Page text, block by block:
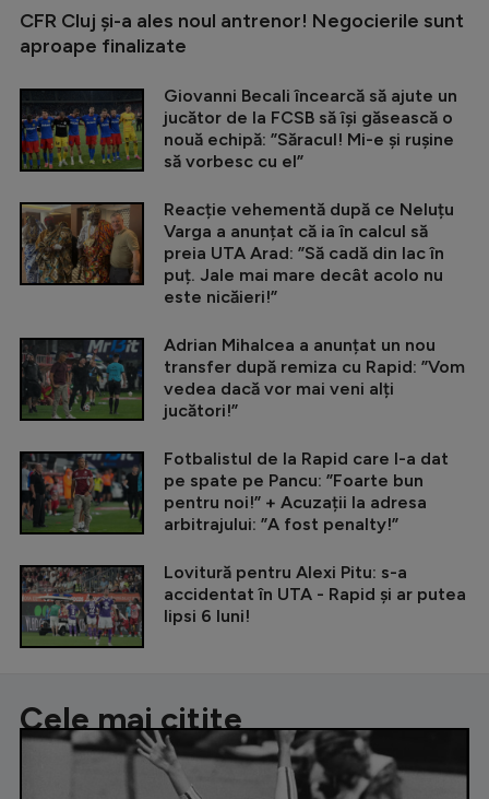
CFR Cluj și-a ales noul antrenor! Negocierile sunt
aproape finalizate
Giovanni Becali încearcă să ajute un
jucător de la FCSB să își găsească o
nouă echipă: ”Săracul! Mi-e și rușine
să vorbesc cu el”
Reacție vehementă după ce Neluțu
Varga a anunțat că ia în calcul să
preia UTA Arad: ”Să cadă din lac în
puț. Jale mai mare decât acolo nu
este nicăieri!”
Adrian Mihalcea a anunțat un nou
transfer după remiza cu Rapid: ”Vom
vedea dacă vor mai veni alți
jucători!”
Fotbalistul de la Rapid care l-a dat
pe spate pe Pancu: ”Foarte bun
pentru noi!” + Acuzații la adresa
arbitrajului: ”A fost penalty!”
Lovitură pentru Alexi Pitu: s-a
accidentat în UTA - Rapid și ar putea
lipsi 6 luni!
Cele mai citite